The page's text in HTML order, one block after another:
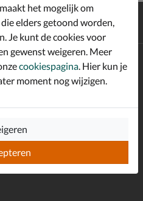
en ontvang €10,-
het mogelijk om
elders getoond worden,
Je kunt de cookies voor
gewenst weigeren. Meer
cookiespagina. Hier kun je
moment nog wijzigen.